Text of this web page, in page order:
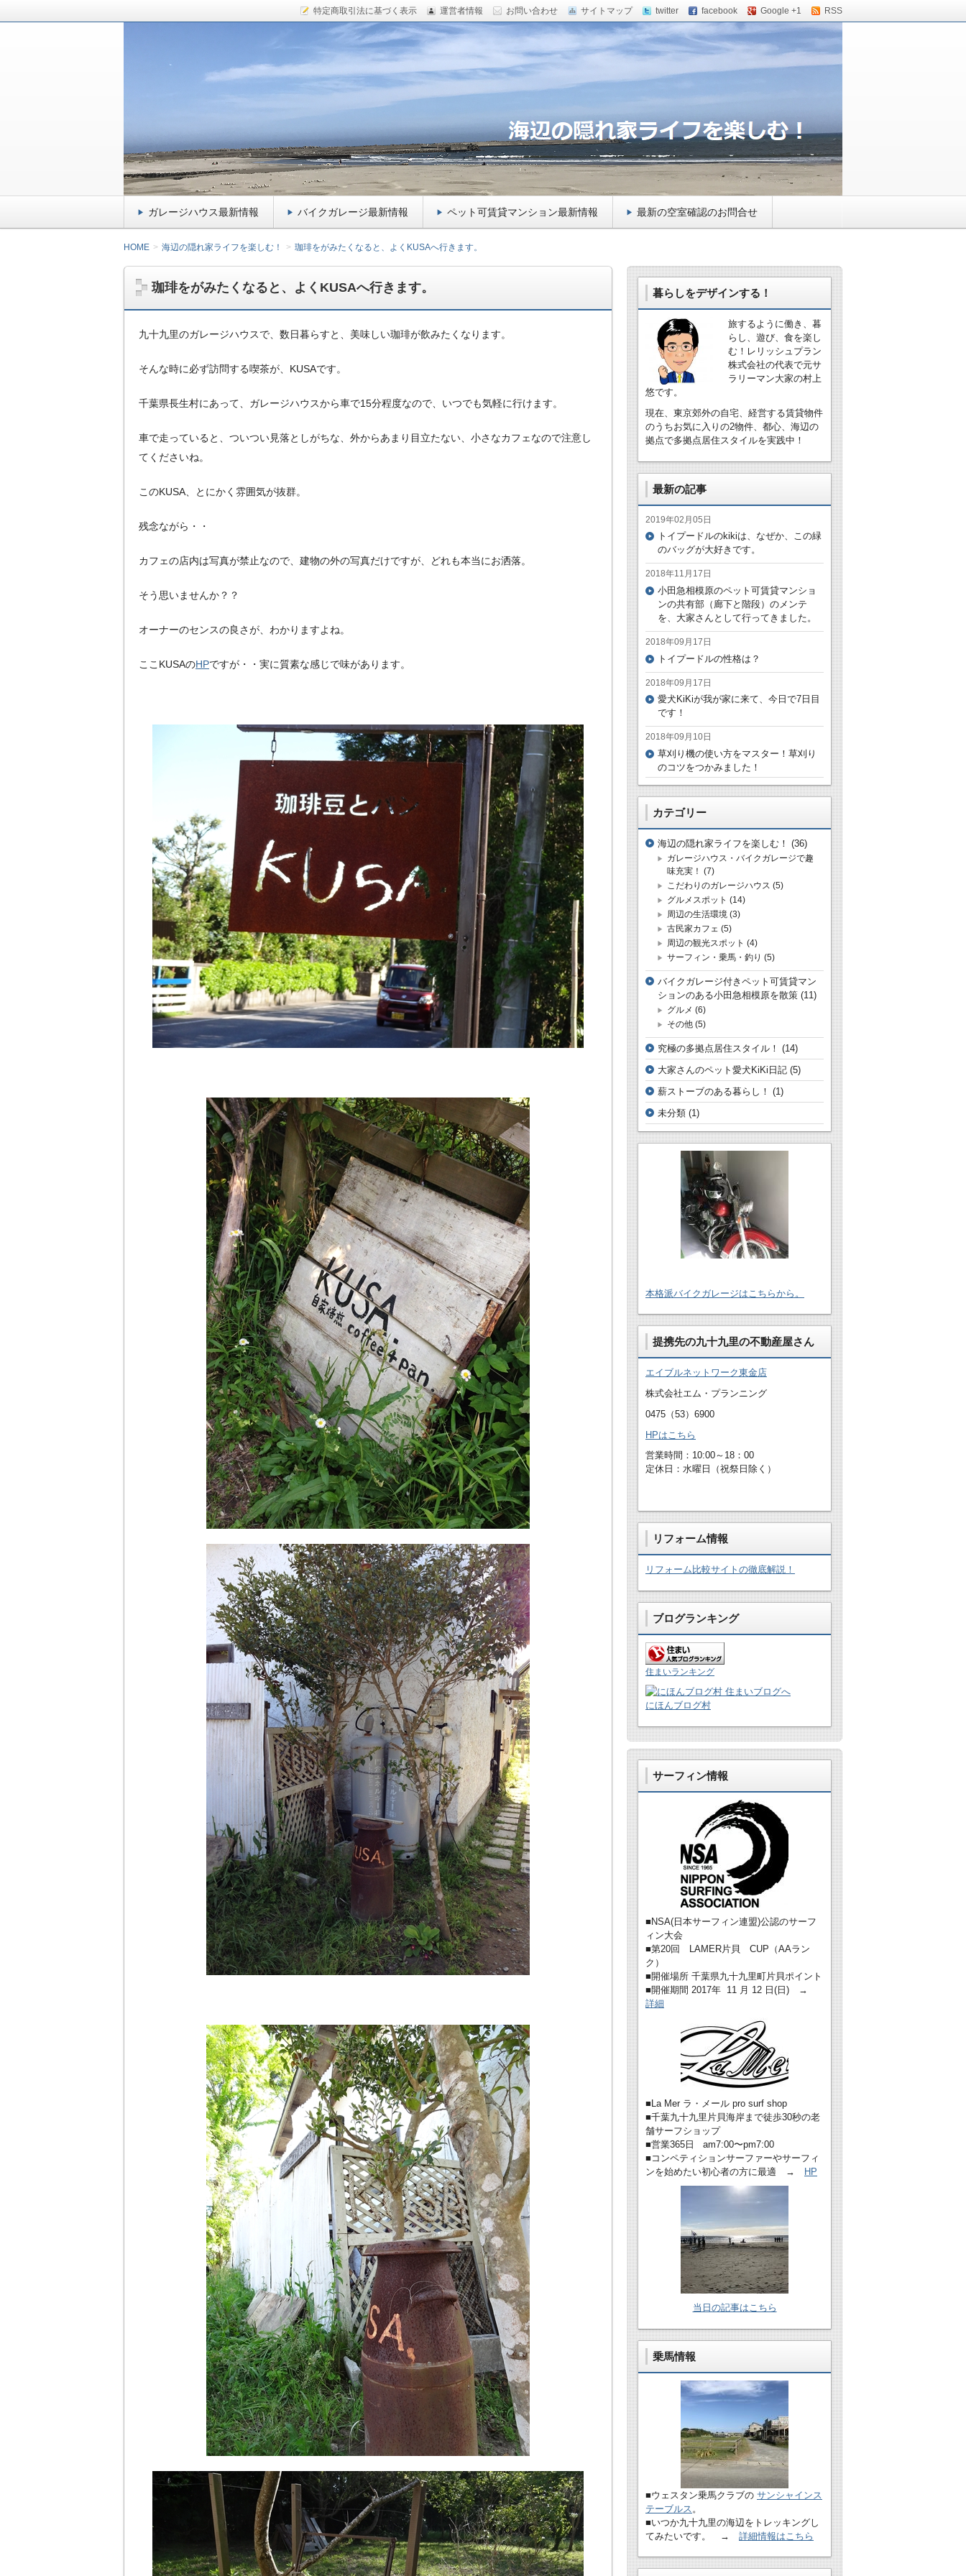
特定商取引法に基づく表示 運営者情報 お問い合わせ サイトマップ twitter facebook Google +1 RSS
サーファー&ライダー向け千葉県九十九里のガレージハウス・小田急相模原のバ
イクガレージ・ペットマンションをご紹介！
千葉県九十九里のガレージハウス、小田急相模原のペットマンション 、バイクガレージ をご紹
介！ドッグフード大好きな愛犬kikiのトイプードルもご紹介！
ガレージハウス最新情報 バイクガレージ最新情報 ペット可賃貸マンション最新情報 最新の空室確認のお問合せ
HOME 海辺の隠れ家ライフを楽しむ！ 珈琲をがみたくなると、よくKUSAへ行きます。
珈琲をがみたくなると、よくKUSAへ行きます。
九十九里のガレージハウスで、数日暮らすと、美味しい珈琲が飲みたくなります。
そんな時に必ず訪問する喫茶が、KUSAです。
千葉県長生村にあって、ガレージハウスから車で15分程度なので、いつでも気軽に行けます。
車で走っていると、ついつい見落としがちな、外からあまり目立たない、小さなカフェなので注意し
てくださいね。
このKUSA、とにかく雰囲気が抜群。
残念ながら・・
カフェの店内は写真が禁止なので、建物の外の写真だけですが、どれも本当にお洒落。
そう思いませんか？？
オーナーのセンスの良さが、わかりますよね。
ここKUSAのHPですが・・実に質素な感じで味があります。
暮らしをデザインする！
旅するように働き、暮
らし、遊び、食を楽し
む！レリッシュプラン
株式会社の代表で元サ
ラリーマン大家の村上
悠です。
現在、東京郊外の自宅、経営する賃貸物件
のうちお気に入りの2物件、都心、海辺の
拠点で多拠点居住スタイルを実践中！
最新の記事
2019年02月05日
トイプードルのkikiは、なぜか、この緑
のバッグが大好きです。
2018年11月17日
小田急相模原のペット可賃貸マンショ
ンの共有部（廊下と階段）のメンテ
を、大家さんとして行ってきました。
2018年09月17日
トイプードルの性格は？
2018年09月17日
愛犬KiKiが我が家に来て、今日で7日目
です！
2018年09月10日
草刈り機の使い方をマスター！草刈り
のコツをつかみました！
カテゴリー
海辺の隠れ家ライフを楽しむ！ (36)
ガレージハウス・バイクガレージで趣
味充実！ (7)
こだわりのガレージハウス (5)
グルメスポット (14)
周辺の生活環境 (3)
古民家カフェ (5)
周辺の観光スポット (4)
サーフィン・乗馬・釣り (5)
バイクガレージ付きペット可賃貸マン
ションのある小田急相模原を散策 (11)
グルメ (6)
その他 (5)
究極の多拠点居住スタイル！ (14)
大家さんのペット愛犬KiKi日記 (5)
薪ストーブのある暮らし！ (1)
未分類 (1)
本格派バイクガレージはこちらから。
提携先の九十九里の不動産屋さん
エイブルネットワーク東金店
株式会社エム・プランニング
0475（53）6900
HPはこちら
営業時間：10:00～18：00
定休日：水曜日（祝祭日除く）
リフォーム情報
リフォーム比較サイトの徹底解説！
ブログランキング
住まいランキング
にほんブログ村
サーフィン情報
■NSA(日本サーフィン連盟)公認のサーフ
ィン大会
■第20回 LAMER片貝 CUP（AAラン
ク）
■開催場所 千葉県九十九里町片貝ポイント
■開催期間 2017年 11 月 12 日(日) →
詳細
■La Mer ラ・メール pro surf shop
■千葉九十九里片貝海岸まで徒歩30秒の老
舗サーフショップ
■営業365日 am7:00〜pm7:00
■コンペティションサーファーやサーフィ
ンを始めたい初心者の方に最適 →
HP
当日の記事はこちら
乗馬情報
■ウェスタン乗馬クラブの サンシャインス
テーブルス 。
■いつか九十九里の海辺をトレッキングし
てみたいです。 → 詳細情報はこちら